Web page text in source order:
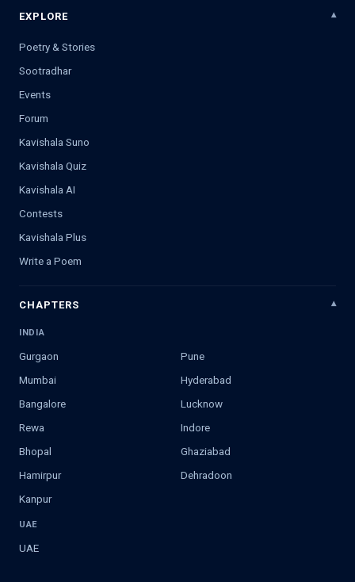
EXPLORE
Poetry & Stories
Sootradhar
Events
Forum
Kavishala Suno
Kavishala Quiz
Kavishala AI
Contests
Kavishala Plus
Write a Poem
CHAPTERS
INDIA
Gurgaon
Pune
Mumbai
Hyderabad
Bangalore
Lucknow
Rewa
Indore
Bhopal
Ghaziabad
Hamirpur
Dehradoon
Kanpur
UAE
UAE